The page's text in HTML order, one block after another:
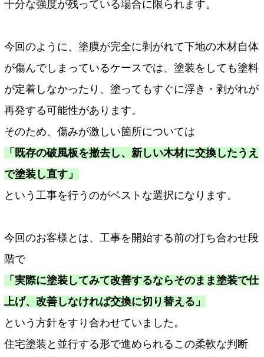
十分な強度が残っている場合に限られます。
今回のように、塗膜が完全に剥がれて下地の木材自体
が傷んでしまっているケースでは、塗装をしても塗料
が定着しなかったり、塗ってもすぐに浮き・剥がれが
再発する可能性があります。
そのため、傷みが激しい箇所については
「既存の破風板を撤去し、新しい木材に交換したうえ
で塗装し直す」
という工事を行うのがベストな選択になります。
今回のお客様とは、工事を開始する前の打ち合わせ段
階で
「実際に塗装してみて改善するならそのまま塗装で仕
上げ、改善しなければ交換に切り替える」
という方針をすり合わせていました。
住宅塗装と並行する形で進められるこの柔軟な判断